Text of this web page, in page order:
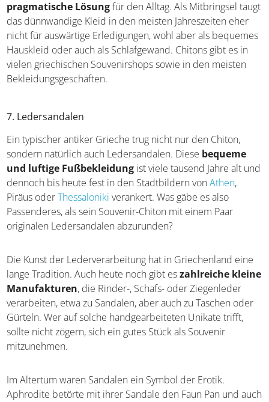
Im heißen Griechenland war der Chiton eineschicke
und pragmatische Lösungfür den Alltag. Als
Mitbringsel taugt das dünnwandige Kleid in den meisten
Jahreszeiten eher nicht für auswärtige Erledigungen, wohl
aber als bequemes Hauskleid oder auch als
Schlafgewand. Chitons gibt es in vielen griechischen
7. Ledersandalen
Ein typischer antiker Grieche trug nicht nur den Chiton,
sondern natürlich auch Ledersandalen. Diesebequeme
und luftige Fußbekleidungist viele tausend Jahre alt
und dennoch bis heute fest in den Stadtbildern von
Athen, Piräus oderThessalonikiverankert. Was gäbe es
originalen Ledersandalen abzurunden?
Die Kunst der Lederverarbeitung hat in Griechenland
eine lange Tradition. Auch heute noch gibt eszahlreiche
kleine Manufakturen , die Rinder-, Schafs- oder
Ziegenleder verarbeiten, etwa zu Sandalen, aber auch zu
Taschen oder Gürteln. Wer auf solche handgearbeiteten
Souvenir mitzunehmen.